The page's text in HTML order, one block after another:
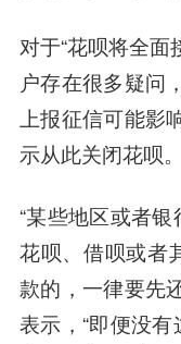
对于“花呗将全面
户存在很多疑问
上报征信可能影
示从此关闭花呗。
“某些地区或者
花呗、借呗或者
款的，一律要先
表示，“即便没